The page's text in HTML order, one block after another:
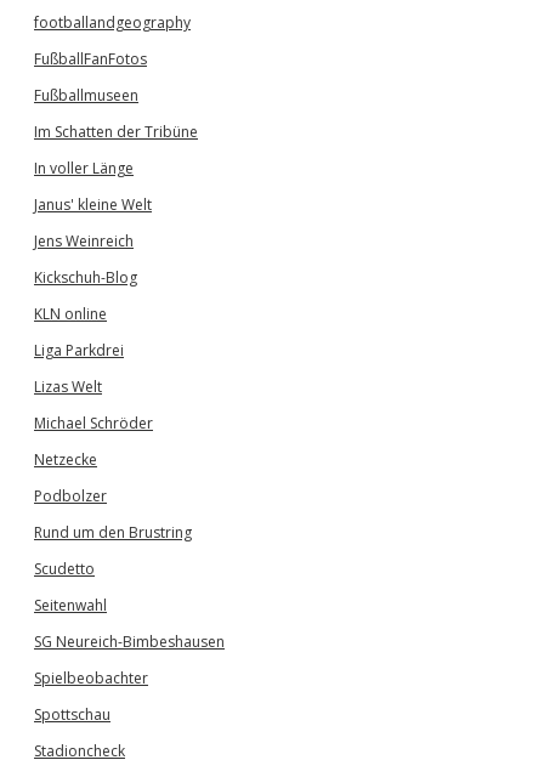
footballandgeography
FußballFanFotos
Fußballmuseen
Im Schatten der Tribüne
In voller Länge
Janus' kleine Welt
Jens Weinreich
Kickschuh-Blog
KLN online
Liga Parkdrei
Lizas Welt
Michael Schröder
Netzecke
Podbolzer
Rund um den Brustring
Scudetto
Seitenwahl
SG Neureich-Bimbeshausen
Spielbeobachter
Spottschau
Stadioncheck